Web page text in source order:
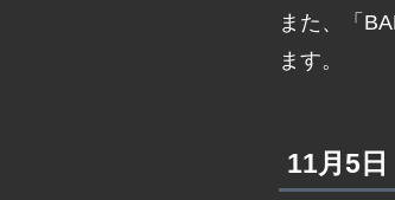
また、「
ます。
11月5日